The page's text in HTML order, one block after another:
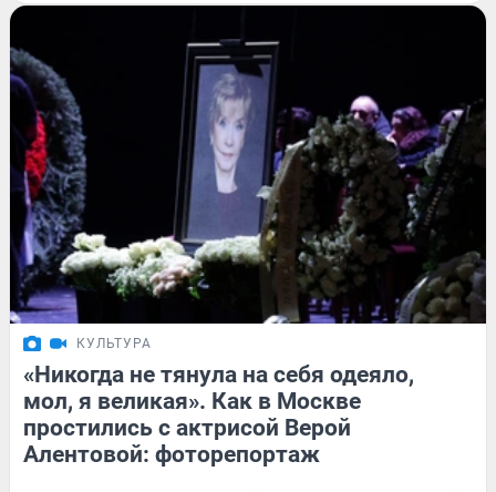
КУЛЬТУРА
«Никогда не тянула на себя одеяло,
мол, я великая». Как в Москве
простились с актрисой Верой
Алентовой: фоторепортаж